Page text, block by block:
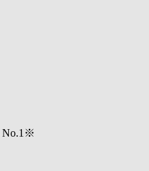
No.1 ※